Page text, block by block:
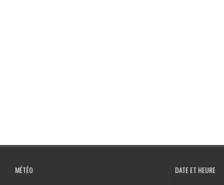
MÉTÉO DATE ET HEURE